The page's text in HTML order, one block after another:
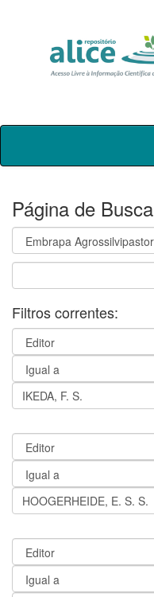
Skip
Página de Busca
Filtros correntes: